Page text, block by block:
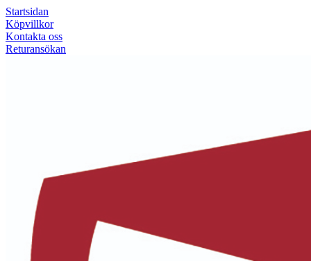
Startsidan
Köpvillkor
Kontakta oss
Returansökan